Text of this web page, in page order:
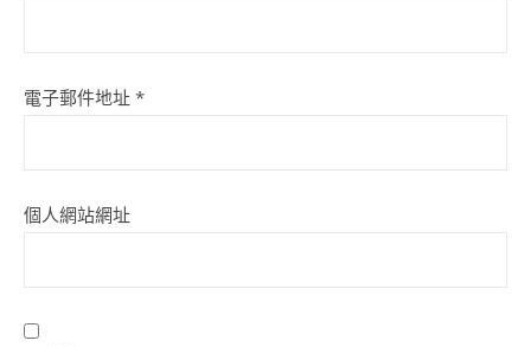
電子郵件地址 *
個人網站網址